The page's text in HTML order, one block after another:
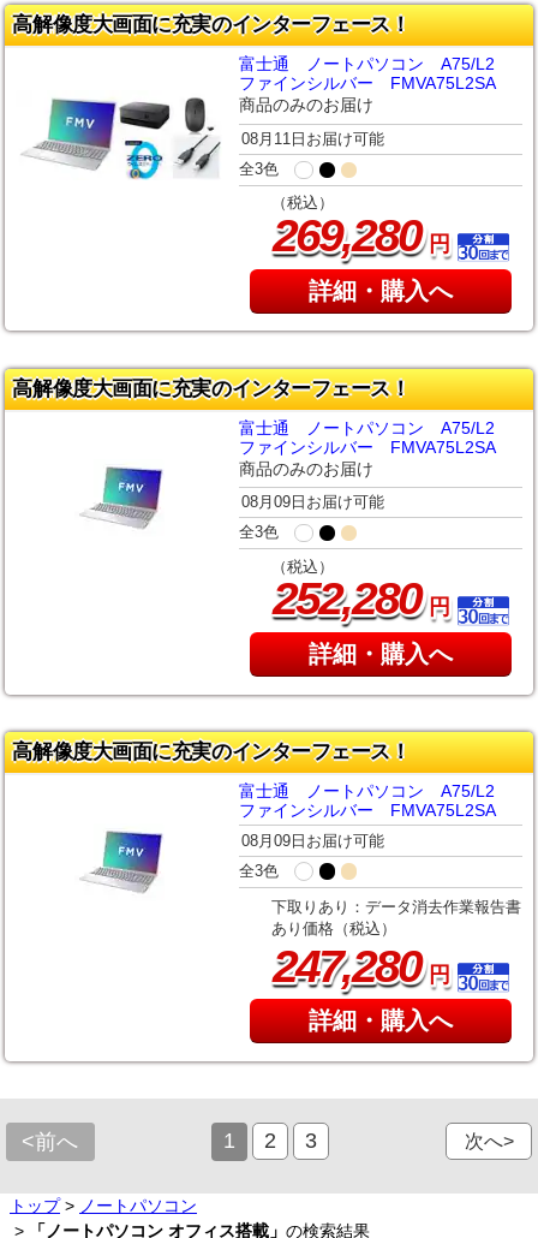
高解像度大画面に充実のインターフェース！
富士通 ノートパソコン A75/L2
ファインシルバー FMVA75L2SA
商品のみのお届け
08月11日お届け可能
全3色
（税込）
269,280円
詳細・購入へ
高解像度大画面に充実のインターフェース！
富士通 ノートパソコン A75/L2
ファインシルバー FMVA75L2SA
商品のみのお届け
08月09日お届け可能
全3色
（税込）
252,280円
詳細・購入へ
高解像度大画面に充実のインターフェース！
富士通 ノートパソコン A75/L2
ファインシルバー FMVA75L2SA
08月09日お届け可能
全3色
下取りあり：データ消去作業報告書
あり価格（税込）
247,280円
詳細・購入へ
<前へ 1 2 3 次へ>
トップ> ノートパソコン
>
「ノートパソコン オフィス搭載」 の検索結果